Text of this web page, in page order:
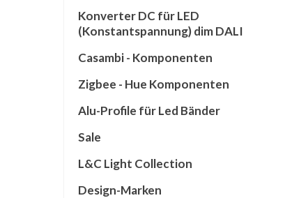
Konverter DC für LED
(Konstantspannung) dim DALI
Casambi - Komponenten
Zigbee - Hue Komponenten
Alu-Profile für Led Bänder
Sale
L&C Light Collection
Design-Marken